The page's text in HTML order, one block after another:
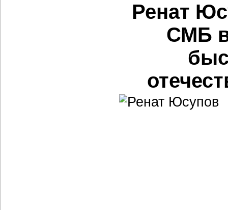
Ренат
СМБ в